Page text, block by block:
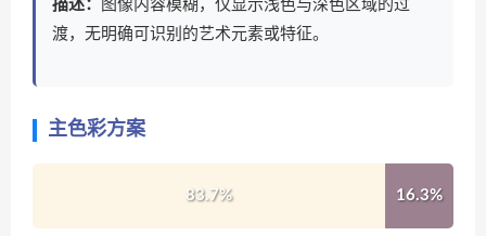
描述：
图像内容模糊，仅显示浅色与深色区域的过
渡，无明确可识别的艺术元素或特征。
主色彩方案
83.7% 16.3%